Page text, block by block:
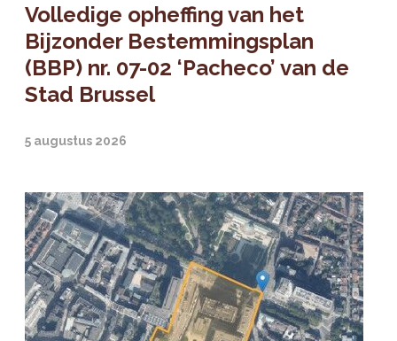
Volledige opheffing van het
Bijzonder Bestemmingsplan
(BBP) nr. 07-02 ‘Pacheco’ van de
Stad Brussel
5 augustus 2026